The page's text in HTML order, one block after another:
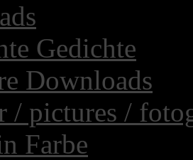
Gedichte
Downloads
/ pictures /
Farbe